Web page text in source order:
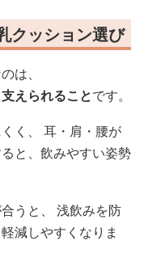
クッション選び
は、
えられることです。
く、 耳・肩・腰が
と、飲みやすい姿勢
うと、 浅飲みを防
減しやすくなりま